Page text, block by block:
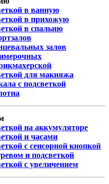
в ванную
в прихожую
в спальню
залов
для макияжа
с подсветкой
на аккумуляторе
и часами
с сенсорной кнопкой
и подсветкой
с увеличением